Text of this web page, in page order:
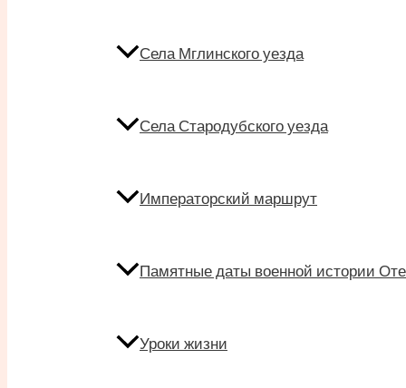
Села Мглинского уезда
Села Стародубского уезда
Императорский маршрут
Памятные даты военной истории
Уроки жизни